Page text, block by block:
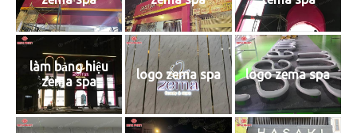
làm bảng hiệu
zema spa
logo zema spa logo zema spa